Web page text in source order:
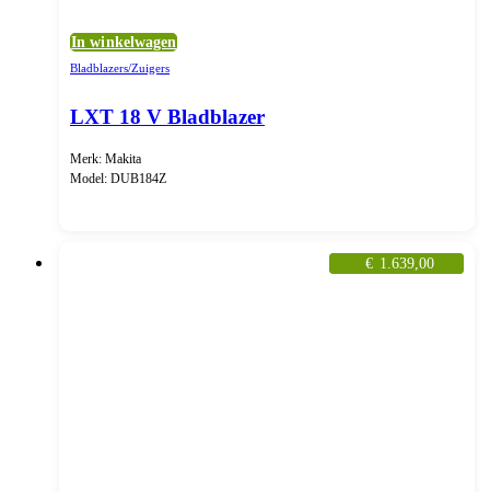
In winkelwagen
Bladblazers/Zuigers
LXT 18 V Bladblazer
Merk: Makita
Model: DUB184Z
€ 1.639,00